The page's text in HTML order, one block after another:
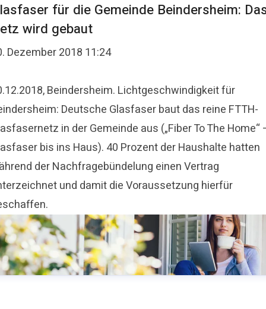
für die Gemeinde Beindersheim:
wird gebaut
Dezember 2018 11:24
Beindersheim. Lichtgeschwindigkeit für
Deutsche Glasfaser baut das reine FTTH-
in der Gemeinde aus („Fiber To The Home“
bis ins Haus). 40 Prozent der Haushalte hatten
der Nachfragebündelung einen Vertrag
und damit die Voraussetzung hierfür